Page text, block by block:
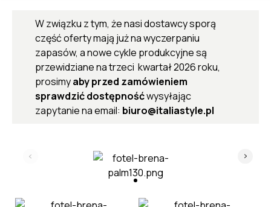
W związku z tym, że nasi dostawcy sporą
część oferty mają już na wyczerpaniu
zapasów, a nowe cykle produkcyjne są
przewidziane na trzeci kwartał 2026 roku,
prosimyaby przed zamówieniem
sprawdzić dostępnośćwysyłając
zapytanie na email: biuro@italiastyle.pl